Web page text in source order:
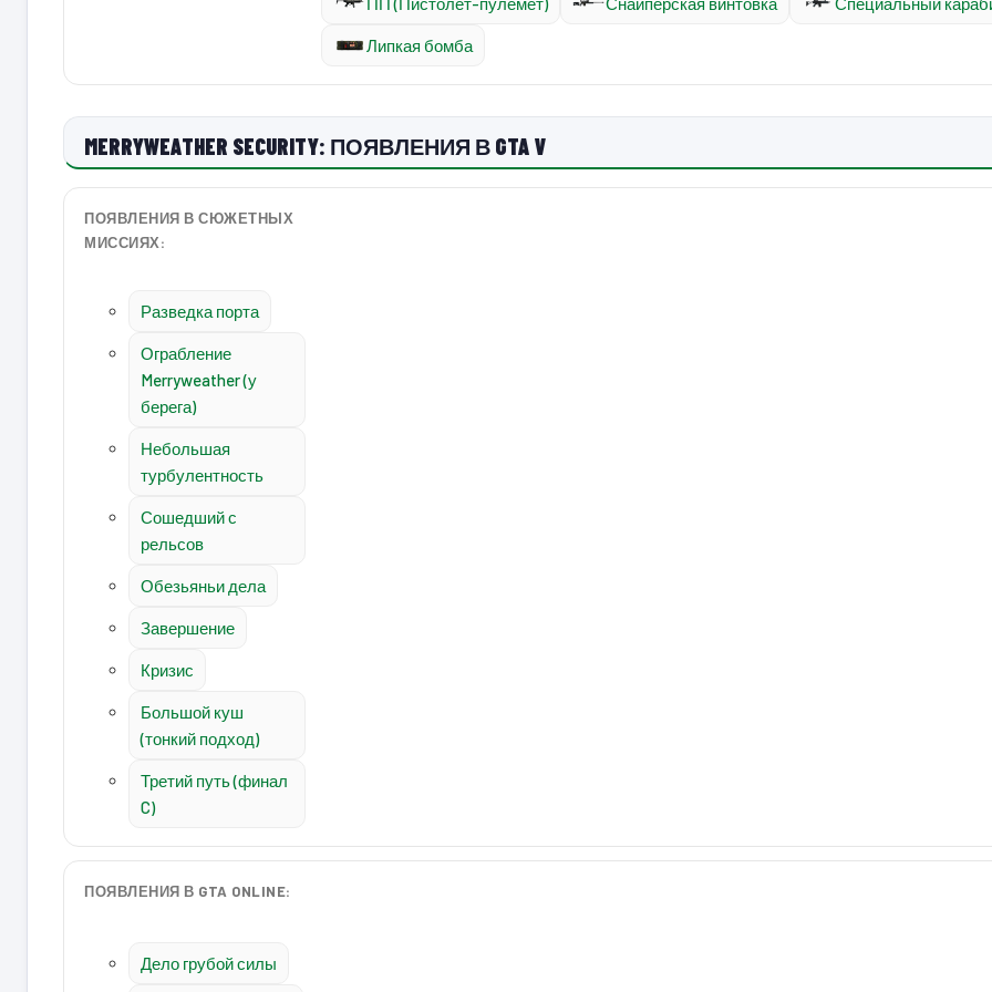
Липкая бомба
MERRYWEATHER SECURITY: ПОЯВЛЕНИЯ В GTA V
ПОЯВЛЕНИЯ В СЮЖЕТНЫХ
МИССИЯХ:
Разведка порта
Ограбление
Merryweather (у
берега)
Небольшая
турбулентность
Сошедший с
рельсов
Обезьяньи дела
Завершение
Кризис
Большой куш
(тонкий подход)
Третий путь (финал
C)
ПОЯВЛЕНИЯ В GTA ONLINE:
Дело грубой силы